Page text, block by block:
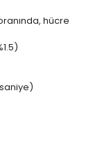
hücre